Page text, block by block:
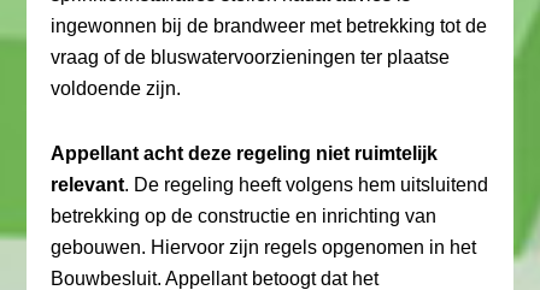
ingewonnen bij de brandweer met betrekking tot de
vraag of de bluswatervoorzieningen ter plaatse
voldoende zijn.
Appellant acht deze regeling niet ruimtelijk
relevant. De regeling heeft volgens hem uitsluitend
betrekking op de constructie en inrichting van
gebouwen. Hiervoor zijn regels opgenomen in het
Bouwbesluit. Appellant betoogt dat het